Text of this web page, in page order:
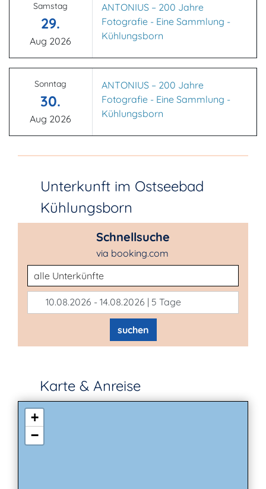
Samstag
29.
Aug 2026
ANTONIUS – 200 Jahre
Fotografie - Eine Sammlung -
Kühlungsborn
Sonntag
30.
Aug 2026
ANTONIUS – 200 Jahre
Fotografie - Eine Sammlung -
Kühlungsborn
Unterkunft im Ostseebad
Kühlungsborn
Schnellsuche
via booking.com
Unterkunftsart
10.08.2026 - 14.08.2026 | 5 Tage
suchen
Karte & Anreise
+
−